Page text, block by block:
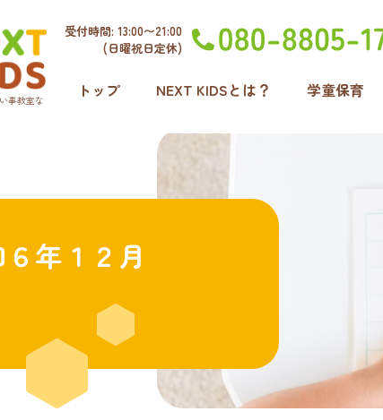
事教室な
受付時間: 13:00〜21:00
(日曜祝日定休)
トップ NEXT KIDSとは？ 学童保育
年１２月